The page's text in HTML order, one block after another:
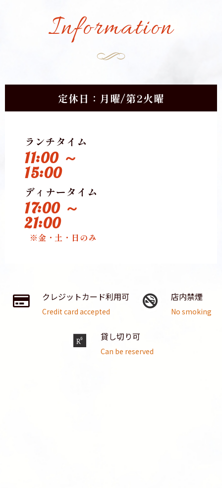
Information
定休日：月曜/第2火曜
ランチタイム
11:00 ～
15:00
ディナータイム
17:00 ～
21:00
※金・土・日のみ
クレジットカード利用可
Credit card accepted
店内禁煙
No smoking
貸し切り可
Can be reserved